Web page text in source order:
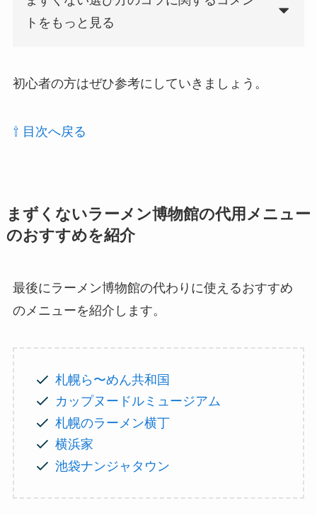
トをもっと見る
初心者の方はぜひ参考にしていきましょう。
⇧ 目次へ戻る
まずくないラーメン博物館の代用メニュー
のおすすめを紹介
最後にラーメン博物館の代わりに使えるおすすめ
のメニューを紹介します。
札幌ら〜めん共和国
カップヌードルミュージアム
札幌のラーメン横丁
横浜家
池袋ナンジャタウン